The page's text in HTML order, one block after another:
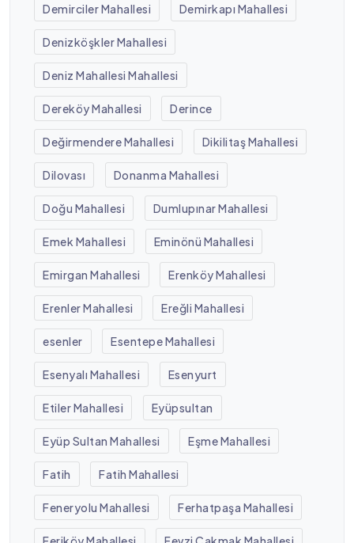
Demirciler Mahallesi Demirkapı Mahallesi
Denizköşkler Mahallesi
Deniz Mahallesi Mahallesi
Dereköy Mahallesi Derince
Değirmendere Mahallesi Dikilitaş Mahallesi
Dilovası Donanma Mahallesi
Doğu Mahallesi Dumlupınar Mahallesi
Emek Mahallesi Eminönü Mahallesi
Emirgan Mahallesi Erenköy Mahallesi
Erenler Mahallesi Ereğli Mahallesi
esenler Esentepe Mahallesi
Esenyalı Mahallesi Esenyurt
Etiler Mahallesi Eyüpsultan
Eyüp Sultan Mahallesi Eşme Mahallesi
Fatih Fatih Mahallesi
Feneryolu Mahallesi Ferhatpaşa Mahallesi